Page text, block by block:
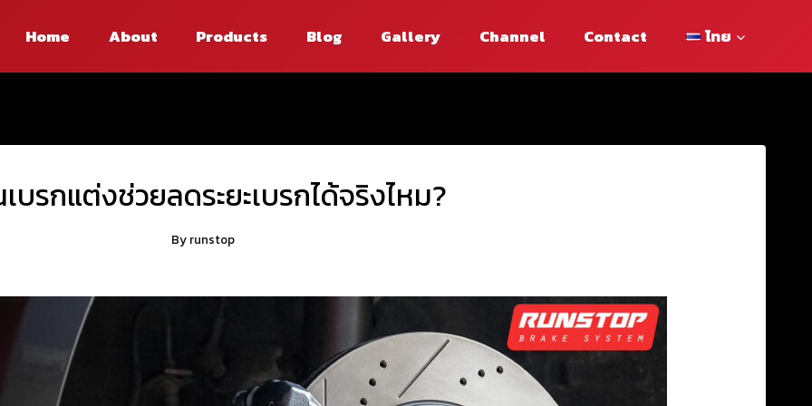
Home About Products Blog Gallery Channel Contact ไทย
บรกแต่งช่วยลดระยะเบรกได้จริงไหม?
By runstop